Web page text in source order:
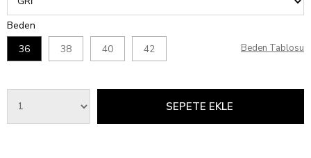
Beden
36
38 40 42 Beden Tablosu